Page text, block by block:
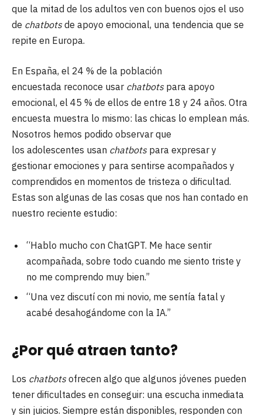
que la mitad de los adultos ven con buenos ojos el uso
de chatbotsde apoyo emocional, una tendencia que se
repite en Europa.
En España, el 24 % de la población
encuestada reconoce usar chatbotspara apoyo
emocional, el 45 % de ellos de entre 18 y 24 años. Otra
encuesta muestra lo mismo: las chicas lo emplean más.
Nosotros hemos podido observar que
los adolescentes usan chatbotspara expresar y
gestionar emociones y para sentirse acompañados y
comprendidos en momentos de tristeza o dificultad.
Estas son algunas de las cosas que nos han contado en
nuestro reciente estudio:
“Hablo mucho con ChatGPT. Me hace sentir
acompañada, sobre todo cuando me siento triste y
no me comprendo muy bien.”
“Una vez discutí con mi novio, me sentía fatal y
acabé desahogándome con la IA.”
¿Por qué atraen tanto?
Los chatbotsofrecen algo que algunos jóvenes pueden
tener dificultades en conseguir: una escucha inmediata
y sin juicios. Siempre están disponibles, responden con